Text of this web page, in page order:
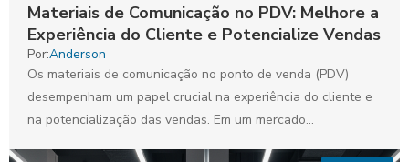
Materiais de Comunicação no PDV: Melhore a
Experiência do Cliente e Potencialize Vendas
Por:Anderson
Os materiais de comunicação no ponto de venda (PDV)
desempenham um papel crucial na experiência do cliente e
na potencialização das vendas. Em um mercado...